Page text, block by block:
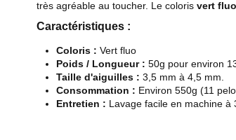
très agréable au toucher. Le coloris vert fluo
Caractéristiques :
Coloris : Vert fluo
Poids / Longueur : 50g pour environ
Taille d'aiguilles : 3,5 mm à 4,5 mm.
Consommation : Environ 550g (11
Entretien : Lavage facile en machine à